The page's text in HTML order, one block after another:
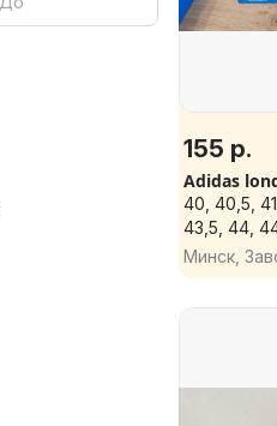
155 р.
Adidas
40, 40,5,
43,5, 44,
Минск,